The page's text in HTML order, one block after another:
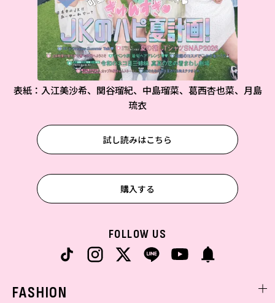
表紙：入江美沙希、関谷瑠紀、中島瑠菜、葛西杏也菜、月島
琉衣
試し読みはこちら
購入する
FOLLOW US
FASHION